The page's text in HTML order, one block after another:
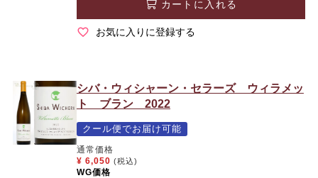
カートに入れる
お気に入りに登録する
シバ・ウィシャーン・セラーズ ウィラメッ
ト ブラン 2022
クール便でお届け可能
通常価格
¥ 6,050 (税込)
WG価格